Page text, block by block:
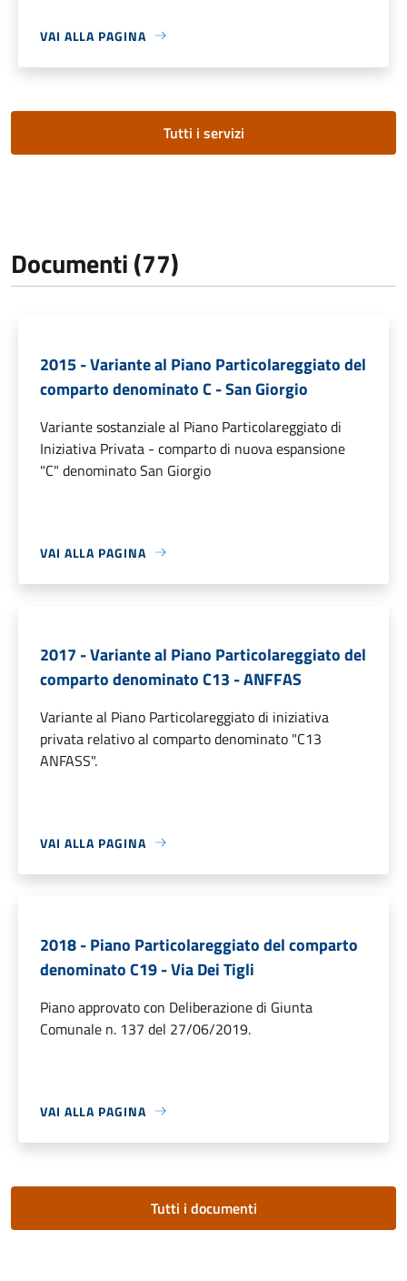
VAI ALLA PAGINA
Tutti i servizi
Documenti (77)
2015 - Variante al Piano Particolareggiato del
comparto denominato C - San Giorgio
Variante sostanziale al Piano Particolareggiato di
Iniziativa Privata - comparto di nuova espansione
"C" denominato San Giorgio
VAI ALLA PAGINA
2017 - Variante al Piano Particolareggiato del
comparto denominato C13 - ANFFAS
Variante al Piano Particolareggiato di iniziativa
privata relativo al comparto denominato "C13
ANFASS".
VAI ALLA PAGINA
2018 - Piano Particolareggiato del comparto
denominato C19 - Via Dei Tigli
Piano approvato con Deliberazione di Giunta
Comunale n. 137 del 27/06/2019.
VAI ALLA PAGINA
Tutti i documenti